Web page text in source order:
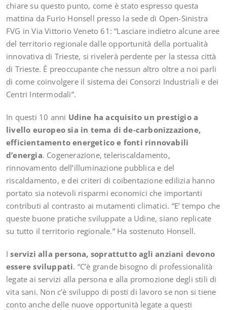
chiare su questo punto, come è stato espresso questa
mattina da Furio Honsell presso la sede di Open-Sinistra
FVG in Via Vittorio Veneto 61: “Lasciare indietro alcune aree
del territorio regionale dalle opportunità della portualità
innovativa di Trieste, si rivelerà perdente per la stessa città
di Trieste. È preoccupante che nessun altro oltre a noi parli
di come coinvolgere il sistema dei Consorzi Industriali e dei
Centri Intermodali”.
In questi 10 anni Udine ha acquisito un prestigio a
livello europeo sia in tema di de-carbonizzazione,
efficientamento energetico e fonti rinnovabili
d’energia. Cogenerazione, teleriscaldamento,
rinnovamento dell’illuminazione pubblica e del
riscaldamento, e dei criteri di coibentazione edilizia hanno
portato sia notevoli risparmi economici che importanti
contributi al contrasto ai mutamenti climatici. “E’ tempo che
queste buone pratiche sviluppate a Udine, siano replicate
su tutto il territorio regionale.” Ha sostenuto Honsell.
Iservizi alla persona, soprattutto agli anziani devono
essere sviluppati. “C’è grande bisogno di professionalità
legate ai servizi alla persona e alla promozione degli stili di
vita sani. Non c’è sviluppo di posti di lavoro se non si tiene
conto anche delle nuove opportunità legate a questi